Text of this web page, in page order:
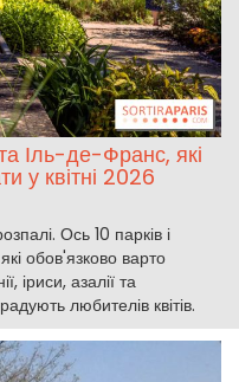
Іль-де-Франс, які
у квітні 2026
Ось 10 парків і
обов'язково варто
іриси, азалії та
любителів квітів.